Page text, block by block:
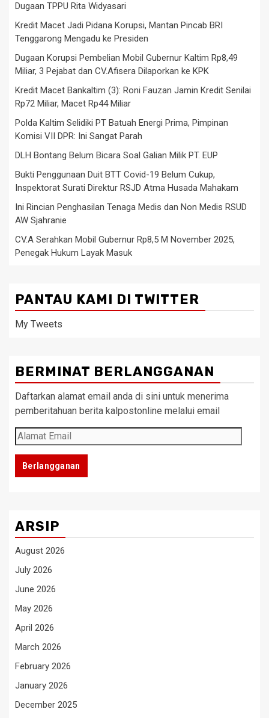
Dugaan TPPU Rita Widyasari
Kredit Macet Jadi Pidana Korupsi, Mantan Pincab BRI
Tenggarong Mengadu ke Presiden
Dugaan Korupsi Pembelian Mobil Gubernur Kaltim Rp8,49
Miliar, 3 Pejabat dan CV.Afisera Dilaporkan ke KPK
Kredit Macet Bankaltim (3): Roni Fauzan Jamin Kredit Senilai
Rp72 Miliar, Macet Rp44 Miliar
Polda Kaltim Selidiki PT Batuah Energi Prima, Pimpinan
Komisi VII DPR: Ini Sangat Parah
DLH Bontang Belum Bicara Soal Galian Milik PT. EUP
Bukti Penggunaan Duit BTT Covid-19 Belum Cukup,
Inspektorat Surati Direktur RSJD Atma Husada Mahakam
Ini Rincian Penghasilan Tenaga Medis dan Non Medis RSUD
AW Sjahranie
CV.A Serahkan Mobil Gubernur Rp8,5 M November 2025,
Penegak Hukum Layak Masuk
PANTAU KAMI DI TWITTER
My Tweets
BERMINAT BERLANGGANAN
Daftarkan alamat email anda di sini untuk menerima
pemberitahuan berita kalpostonline melalui email
Alamat
Email
Berlangganan
ARSIP
August 2026
July 2026
June 2026
May 2026
April 2026
March 2026
February 2026
January 2026
December 2025